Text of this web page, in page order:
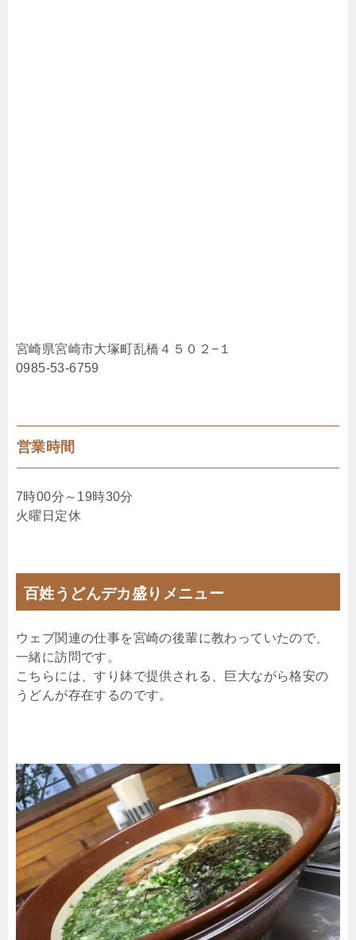
宮崎県宮崎市大塚町乱橋４５０２−１
0985-53-6759
営業時間
7時00分～19時30分
火曜日定休
百姓うどんデカ盛りメニュー
ウェブ関連の仕事を宮崎の後輩に教わっていたので、
一緒に訪問です。
こちらには、すり鉢で提供される、巨大ながら格安の
うどんが存在するのです。